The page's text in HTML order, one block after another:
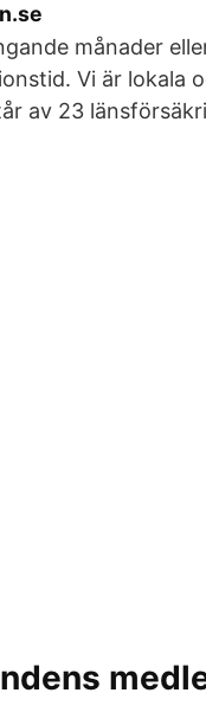
månader
Vi är lokala
av 23